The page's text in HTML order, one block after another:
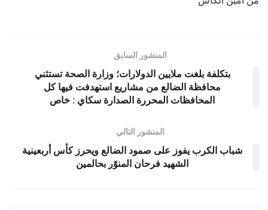
المنشور السابق
بتكلفة بلغت ملايين الدولارات؛ وزارة الصحة تستثني
محافظة الضالع من مشاريع استهدفت فيها كل
المحافظات المحررة الصدارة سكاي : خاص
المنشور التالي
شباب الكرب يفوز على صمود الضالع ويحرز كأس أربعينية
الشهيد فرحان المنوّر بحالمين